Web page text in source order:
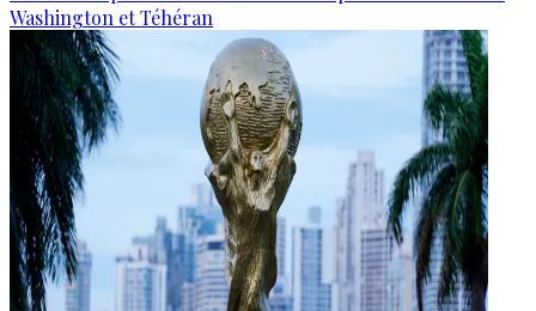
Washington et Téhéran